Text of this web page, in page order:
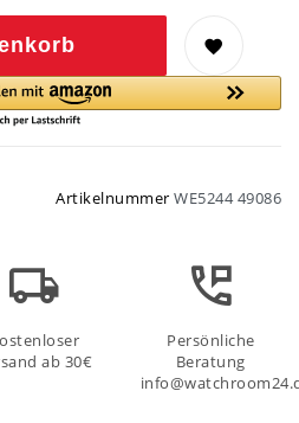
Artikelnummer WE5244 49086
ab 30€
Persönliche
Beratung